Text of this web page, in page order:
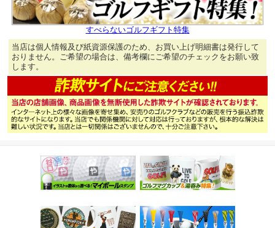
すべらないゴルフギフト特集
当店は個人情報及び紙資源保護のため、お買い上げ明細書は発行して
おりません。ご希望の場合は、備考欄にご希望のチェックをお願い致
します。